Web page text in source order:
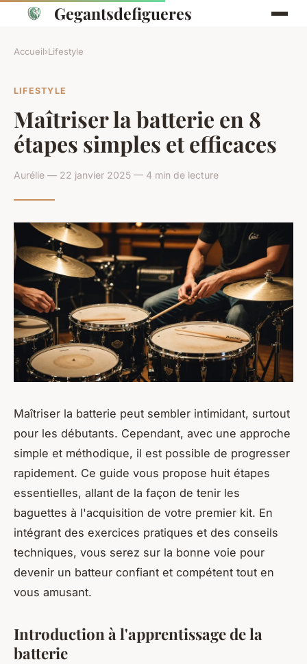
Gegantsdefigueres
Accueil›Lifestyle
LIFESTYLE
Maîtriser la batterie en 8
étapes simples et efficaces
Aurélie — 22 janvier 2025 — 4 min de lecture
Maîtriser la batterie peut sembler intimidant, surtout
pour les débutants. Cependant, avec une approche
simple et méthodique, il est possible de progresser
rapidement. Ce guide vous propose huit étapes
essentielles, allant de la façon de tenir les
baguettes à l'acquisition de votre premier kit. En
intégrant des exercices pratiques et des conseils
techniques, vous serez sur la bonne voie pour
devenir un batteur confiant et compétent tout en
vous amusant.
Introduction à l'apprentissage de la
batterie